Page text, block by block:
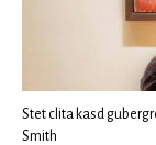
Stet clita kasd
Smith